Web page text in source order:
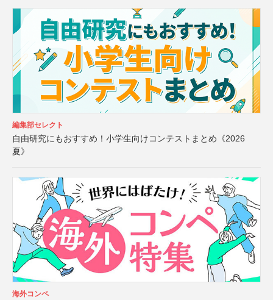
編集部セレクト
自由研究にもおすすめ！小学生向けコンテストまとめ《2026
夏》
海外コンペ